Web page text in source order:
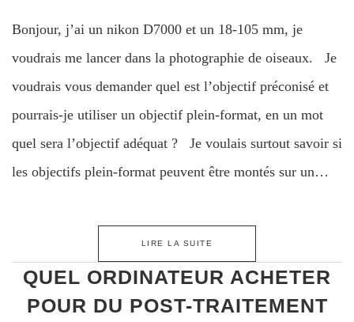
Bonjour, j’ai un nikon D7000 et un 18-105 mm, je
voudrais me lancer dans la photographie de oiseaux. Je
voudrais vous demander quel est l’objectif préconisé et
pourrais-je utiliser un objectif plein-format, en un mot
quel sera l’objectif adéquat ? Je voulais surtout savoir si
les objectifs plein-format peuvent être montés sur un…
LIRE LA SUITE
QUEL ORDINATEUR ACHETER
POUR DU POST-TRAITEMENT